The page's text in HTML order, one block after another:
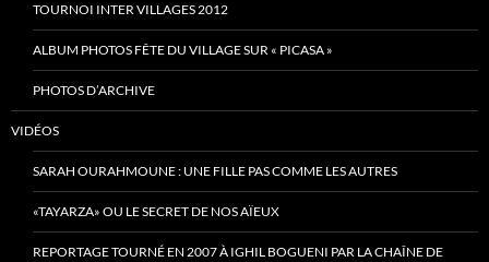
TOURNOI INTER VILLAGES 2012
ALBUM PHOTOS FÊTE DU VILLAGE SUR « PICASA »
PHOTOS D’ARCHIVE
VIDÉOS
SARAH OURAHMOUNE : UNE FILLE PAS COMME LES AUTRES
«TAYARZA» OU LE SECRET DE NOS AÏEUX
REPORTAGE TOURNÉ EN 2007 À IGHIL BOGUENI PAR LA CHAÎNE DE